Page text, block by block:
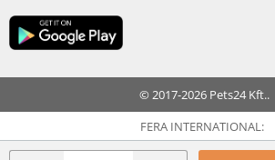
© 2017-2026 Pets24 Kft..
FERA INTERNATIONAL: